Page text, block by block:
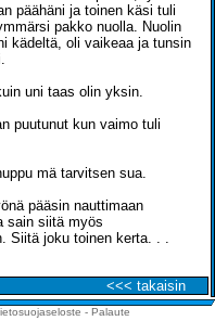
päähäni ja toinen käsi tuli
pakko nuolla. Nuolin
kädeltä, oli vaikeaa ja tunsin
uni taas olin yksin.
puutunut kun vaimo tuli
mä tarvitsen sua.
pääsin nauttimaan
sain siitä myös
Siitä joku toinen kerta. . .
<<< takaisin
- Palaute